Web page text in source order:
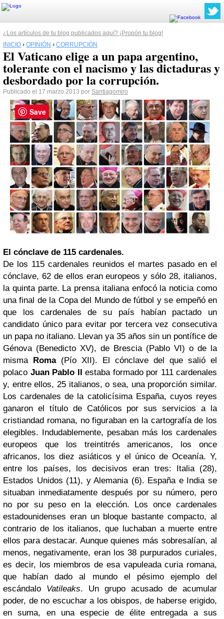
¿Los artículos de tu blog publicados aquí? ¡Propón tu blog!
INICIO › OPINIÓN › CORRUPCIÓN
El Vaticano elige a un papa argentino,
tolerante con el nacismo y las dictaduras y
desbordado por la corrupción.
Publicado el 17 marzo 2013 por Santiagomiro
El cónclave de 115 cardenales.
De los 115 cardenales reunidos el martes pasado en el
cónclave, 62 de ellos eran europeos y sólo 28, italianos,
la quinta parte. La prensa italiana enfocó la noticia como
una final de la Copa del Mundo de fútbol y se empeñó en
que los cardenales de su país habían pactado un
candidato único para evitar por tercera vez consecutiva
un papa no italiano. Llevan ya 35 años sin un pontífice de
Génova (Benedicto XV), de Brescia (Pablo VI) o de la
misma Roma(Pío XII). El cónclave del que salió el
polaco Juan Pablo II estaba formado por 111 cardenales
y, entre ellos, 25 italianos, o sea, una proporción similar.
Los cardenales de la catolicísima España, cuyos reyes
ganaron el título de Católicos por sus servicios a la
cristiandad romana, no figuraban en la cartografía de los
elegibles. Indudablemente, pesaban más los cardenales
europeos que los treintitrés americanos, los once
africanos, los diez asiáticos y el único de Oceanía. Y,
entre los países, los decisivos eran tres: Italia (28),
Estados Unidos (11), y Alemania (6). España e India se
situaban inmediatamente después por su número, pero
no por su peso en la elección. Los once cardenales
estadounidenses eran un bloque bastante compacto, al
contrario de los italianos, que luchaban a muerte entre
ellos para destacar. Aunque quienes más sobresalían, al
menos, negativamente, eran los 38 purpurados curiales,
es decir, los miembros de esa vapuleada curia romana,
que habían dado al mundo el pésimo ejemplo del
escándalo Vatileaks. Un grupo acusado de acumular
poder, de no escuchar a los obispos, de haberse erigido,
en suma, en una especie de élite entregada a sus
Save